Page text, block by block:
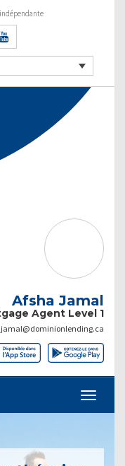
Afsha Jamal
Agent Level 1